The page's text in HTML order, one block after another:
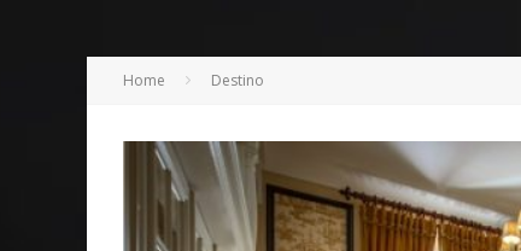
CARREIRA: NICHOLLAS MARSHELL: ENTRE
CAPA: O SUCESSO DE JOÃO VICTOR GONÇALVES
VER: CINCO DICAS DO QUE ASSISTIR NO
Home Destino